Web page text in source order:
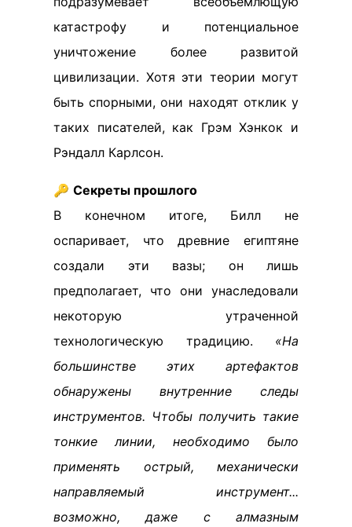
катастрофу и потенциальное
уничтожение более развитой
цивилизации. Хотя эти теории могут
быть спорными, они находят отклик у
таких писателей, как Грэм Хэнкок и
Рэндалл Карлсон.
🔑 Секреты прошлого
В конечном итоге, Билл не
оспаривает, что древние египтяне
создали эти вазы; он лишь
предполагает, что они унаследовали
некоторую утраченной
технологическую традицию. «На
большинстве этих артефактов
обнаружены внутренние следы
инструментов. Чтобы получить такие
тонкие линии, необходимо было
применять острый, механически
направляемый инструмент...
возможно, даже с алмазным